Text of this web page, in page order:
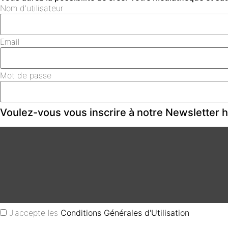
Nom d'utilisateur
Email
Mot de passe
Voulez-vous vous inscrire à notre Newsletter
J'accepte les Conditions Générales d'Utilisation